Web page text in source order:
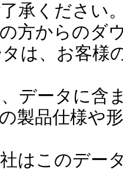
承ください
方からのダ
は、お客様
データに含
製品仕様や
はこのデー